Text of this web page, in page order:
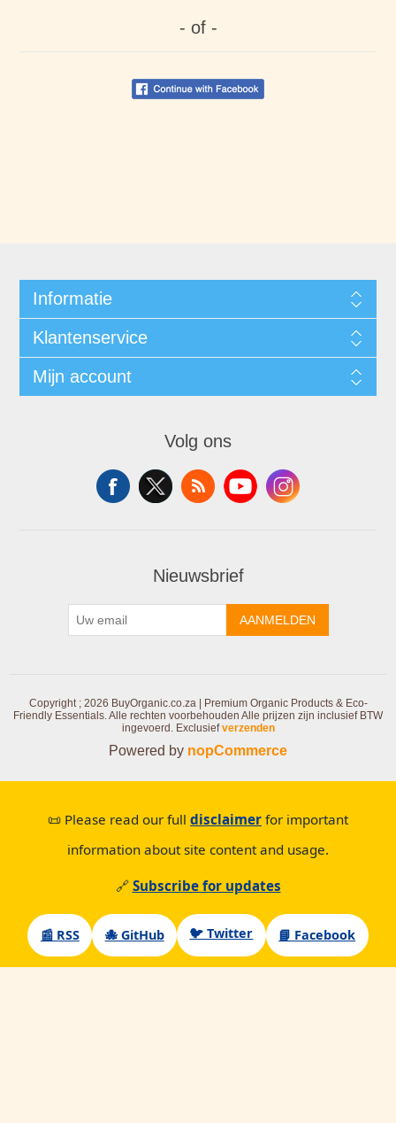
- of -
Informatie
Klantenservice
Mijn account
Volg ons
Nieuwsbrief
AANMELDEN
Copyright ; 2026 BuyOrganic.co.za | Premium Organic Products & Eco-
Friendly Essentials. Alle rechten voorbehouden Alle prijzen zijn inclusief BTW
ingevoerd. Exclusiefverzenden
Powered by nopCommerce
📜 Please read our full disclaimer for important
information about site content and usage.
🔗 Subscribe for updates
📰 RSS 🐙 GitHub 🐦 Twitter 📘 Facebook